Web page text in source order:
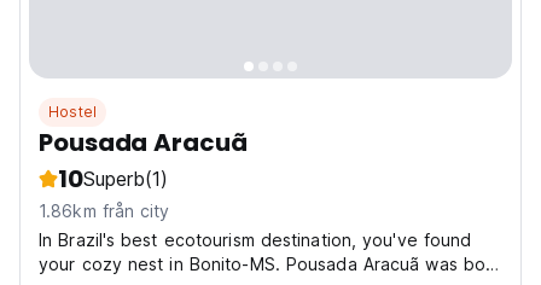
Hostel
Pousada Aracuã
10Superb(1)
1.86km från city
In Brazil's best ecotourism destination, you've found
your cozy nest in Bonito-MS. Pousada Aracuã was born